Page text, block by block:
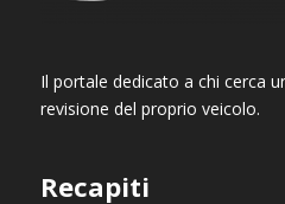
Il portale dedicato a chi cerca
revisione del proprio veicolo.
Recapiti